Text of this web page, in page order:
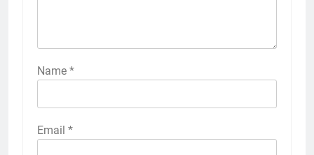
Name *
Email *